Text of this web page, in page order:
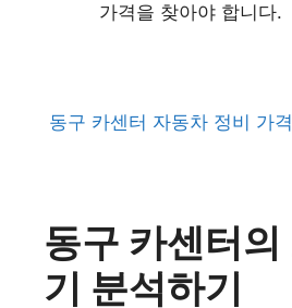
가격을 찾아야 합니다.
동구 카센터 자동차 정비 가
동구 카센터의
기 분석하기